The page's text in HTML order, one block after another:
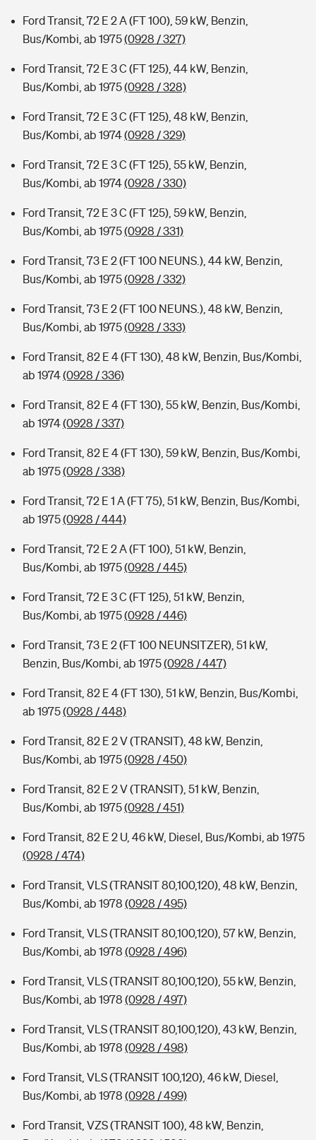
Ford Transit, 72 E 2 A (FT 100), 59 kW, Benzin,
Bus/Kombi, ab 1975(0928 / 327)
Ford Transit, 72 E 3 C (FT 125), 44 kW, Benzin,
Bus/Kombi, ab 1975(0928 / 328)
Ford Transit, 72 E 3 C (FT 125), 48 kW, Benzin,
Bus/Kombi, ab 1974(0928 / 329)
Ford Transit, 72 E 3 C (FT 125), 55 kW, Benzin,
Bus/Kombi, ab 1974(0928 / 330)
Ford Transit, 72 E 3 C (FT 125), 59 kW, Benzin,
Bus/Kombi, ab 1975(0928 / 331)
Ford Transit, 73 E 2 (FT 100 NEUNS.), 44 kW, Benzin,
Bus/Kombi, ab 1975(0928 / 332)
Ford Transit, 73 E 2 (FT 100 NEUNS.), 48 kW, Benzin,
Bus/Kombi, ab 1975(0928 / 333)
Ford Transit, 82 E 4 (FT 130), 48 kW, Benzin, Bus/Kombi,
ab 1974(0928 / 336)
Ford Transit, 82 E 4 (FT 130), 55 kW, Benzin, Bus/Kombi,
ab 1974(0928 / 337)
Ford Transit, 82 E 4 (FT 130), 59 kW, Benzin, Bus/Kombi,
ab 1975(0928 / 338)
Ford Transit, 72 E 1 A (FT 75), 51 kW, Benzin, Bus/Kombi,
ab 1975(0928 / 444)
Ford Transit, 72 E 2 A (FT 100), 51 kW, Benzin,
Bus/Kombi, ab 1975(0928 / 445)
Ford Transit, 72 E 3 C (FT 125), 51 kW, Benzin,
Bus/Kombi, ab 1975(0928 / 446)
Ford Transit, 73 E 2 (FT 100 NEUNSITZER), 51 kW,
Benzin, Bus/Kombi, ab 1975(0928 / 447)
Ford Transit, 82 E 4 (FT 130), 51 kW, Benzin, Bus/Kombi,
ab 1975(0928 / 448)
Ford Transit, 82 E 2 V (TRANSIT), 48 kW, Benzin,
Bus/Kombi, ab 1975(0928 / 450)
Ford Transit, 82 E 2 V (TRANSIT), 51 kW, Benzin,
Bus/Kombi, ab 1975(0928 / 451)
Ford Transit, 82 E 2 U, 46 kW, Diesel, Bus/Kombi, ab 1975
(0928 / 474)
Ford Transit, VLS (TRANSIT 80,100,120), 48 kW, Benzin,
Bus/Kombi, ab 1978 (0928 / 495)
Ford Transit, VLS (TRANSIT 80,100,120), 57 kW, Benzin,
Bus/Kombi, ab 1978 (0928 / 496)
Ford Transit, VLS (TRANSIT 80,100,120), 55 kW, Benzin,
Bus/Kombi, ab 1978 (0928 / 497)
Ford Transit, VLS (TRANSIT 80,100,120), 43 kW, Benzin,
Bus/Kombi, ab 1978 (0928 / 498)
Ford Transit, VLS (TRANSIT 100,120), 46 kW, Diesel,
Bus/Kombi, ab 1978 (0928 / 499)
Ford Transit, VZS (TRANSIT 100), 48 kW, Benzin,